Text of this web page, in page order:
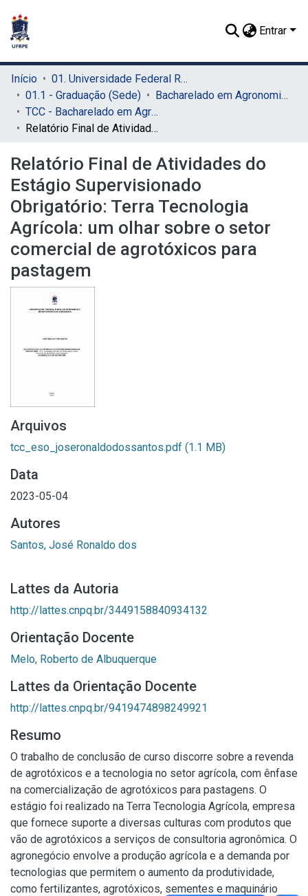
Entrar
Início
01. Universidade Federal Rural de Pernambuco - UFRPE (Sede)
01.1 - Graduação (Sede)
Bacharelado em Agronomia (Sede)
TCC - Bacharelado em Agronomia (Sede)
Relatório Final de Atividades do Estágio Supervisionado Obrigatório: Terra Tecnologia Agrícola: um olhar sobre o setor comercial de agrotóxicos para pastagem
Relatório Final de Atividades do
Estágio Supervisionado
Obrigatório: Terra Tecnologia
Agrícola: um olhar sobre o setor
comercial de agrotóxicos para
pastagem
Arquivos
tcc_eso_joseronaldodossantos.pdf (1.1 MB)
Data
2023-05-04
Autores
Santos, José Ronaldo dos
Lattes da Autoria
http://lattes.cnpq.br/3449158840934132
Orientação Docente
Melo, Roberto de Albuquerque
Lattes da Orientação Docente
http://lattes.cnpq.br/9419474898249921
Resumo
O trabalho de conclusão de curso discorre sobre a revenda
de agrotóxicos e a tecnologia no setor agrícola, com ênfase
na comercialização de agrotóxicos para pastagens. O
estágio foi realizado na Terra Tecnologia Agrícola, empresa
que fornece suporte a diversas culturas com produtos que
vão de agrotóxicos a serviços de consultoria agronômica. O
agronegócio envolve a produção agrícola e a demanda por
tecnologias que permitem o aumento da produtividade,
como fertilizantes, agrotóxicos, sementes e maquinário